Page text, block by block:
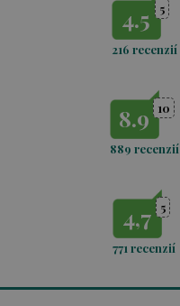
4.5 5
216 recenzií
8.9 10
889 recenzií
4,7 5
771 recenzií